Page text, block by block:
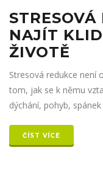
NAJÍT
ŽIVOTĚ
Stresová redukce není
tom, jak se k němu
dýchání, pohyb,
ČÍST VÍCE